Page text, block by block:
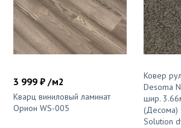
3 999 ₽ /м2
Кварц виниловый ламинат
Орион WS-005
Ковер
Desoma
шир.
Solution